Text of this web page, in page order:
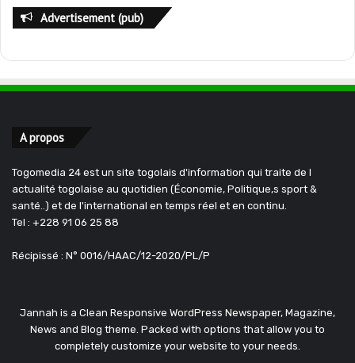
Advertisement (pub)
A propos
Togomedia 24 est un site togolais d'information qui traite de l
actualité togolaise au quotidien (Économie, Politique,s sport &
santé..) et de l'international en temps réel et en continu.
Tel : +228 91 06 25 88
Récipissé : N° 0016/HAAC/12-2020/PL/P
Jannah is a Clean Responsive WordPress Newspaper, Magazine,
News and Blog theme. Packed with options that allow you to
completely customize your website to your needs.